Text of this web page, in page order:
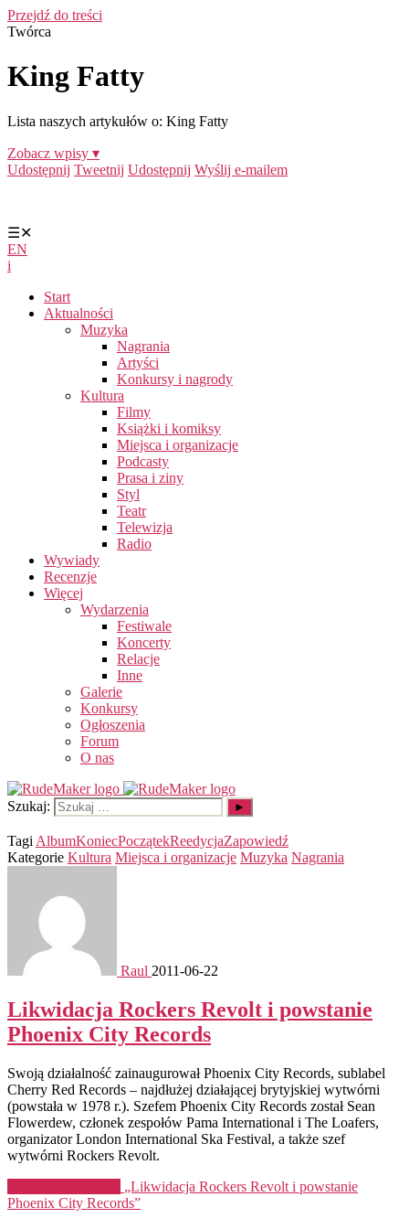
Przejdź do treści
Twórca
King Fatty
Lista naszych artykułów o: King Fatty
Zobacz wpisy ▾
Udostępnij Tweetnij Udostępnij Wyślij e-mailem
☰✕
EN
i
Start
Aktualności
Muzyka
Nagrania
Artyści
Konkursy i nagrody
Kultura
Filmy
Książki i komiksy
Miejsca i organizacje
Podcasty
Prasa i ziny
Styl
Teatr
Telewizja
Radio
Wywiady
Recenzje
Więcej
Wydarzenia
Festiwale
Koncerty
Relacje
Inne
Galerie
Konkursy
Ogłoszenia
Forum
O nas
Szukaj:
Tagi AlbumKoniecPoczątekReedycjaZapowiedź
Kategorie Kultura Miejsca i organizacje Muzyka Nagrania
Raul 2011-06-22
Likwidacja Rockers Revolt i powstanie
Phoenix City Records
Swoją działalność zainaugurował Phoenix City Records, sublabel
Cherry Red Records – najdłużej działającej brytyjskiej wytwórni
(powstała w 1978 r.). Szefem Phoenix City Records został Sean
Flowerdew, członek zespołów Pama International i The Loafers,
organizator London International Ska Festival, a także szef
wytwórni Rockers Revolt.
„Likwidacja Rockers Revolt i powstanie
Phoenix City Records”